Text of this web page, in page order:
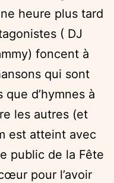
heure plus tard
( DJ
foncent à
qui sont
d’hymnes à
les autres (et
est atteint avec
public de la Fête
pour l’avoir